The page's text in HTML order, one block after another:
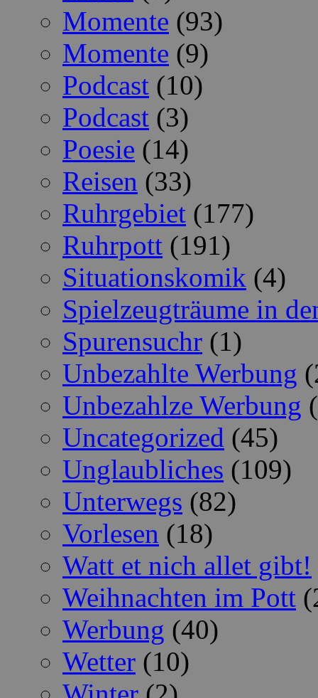
Momente (93)
Momente (9)
Podcast (10)
Podcast (3)
Poesie (14)
Reisen (33)
Ruhrgebiet (177)
Ruhrpott (191)
Situationskomik (4)
Spielzeugträume in
Spurensuchr (1)
Unbezahlte Werbung
Unbezahlze Werbung
Uncategorized (45)
Unglaubliches (109)
Unterwegs (82)
Vorlesen (18)
Watt et nich allet gibt!
Weihnachten im Pott
Werbung (40)
Wetter (10)